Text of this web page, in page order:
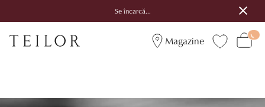
Se încarcă...
Magazine